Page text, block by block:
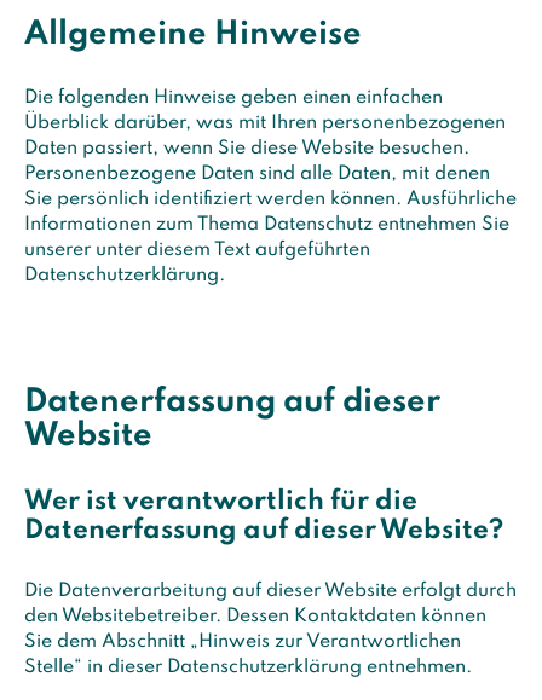
Allgemeine Hinweise
Die folgenden Hinweise geben einen einfachen
Überblick darüber, was mit Ihren personenbezogenen
Daten passiert, wenn Sie diese Website besuchen.
Personenbezogene Daten sind alle Daten, mit denen
Sie persönlich identifiziert werden können. Ausführliche
Informationen zum Thema Datenschutz entnehmen Sie
unserer unter diesem Text aufgeführten
Datenschutzerklärung.
Datenerfassung auf dieser
Website
Wer ist verantwortlich für die
Datenerfassung auf dieser Website?
Die Datenverarbeitung auf dieser Website erfolgt durch
den Websitebetreiber. Dessen Kontaktdaten können
Sie dem Abschnitt „Hinweis zur Verantwortlichen
Stelle“ in dieser Datenschutzerklärung entnehmen.